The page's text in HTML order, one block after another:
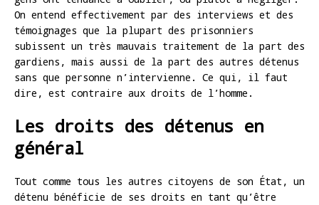
On entend effectivement par des interviews et des
témoignages que la plupart des prisonniers
subissent un très mauvais traitement de la part des
gardiens, mais aussi de la part des autres détenus
sans que personne n’intervienne. Ce qui, il faut
dire, est contraire aux droits de l’homme.
Les droits des détenus en
général
Tout comme tous les autres citoyens de son État, un
détenu bénéficie de ses droits en tant qu’être